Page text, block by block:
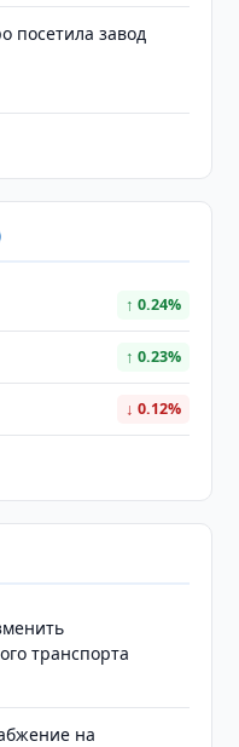
посетила завод
↑ 0.24%
↑ 0.23%
↓ 0.12%
транспорта
на